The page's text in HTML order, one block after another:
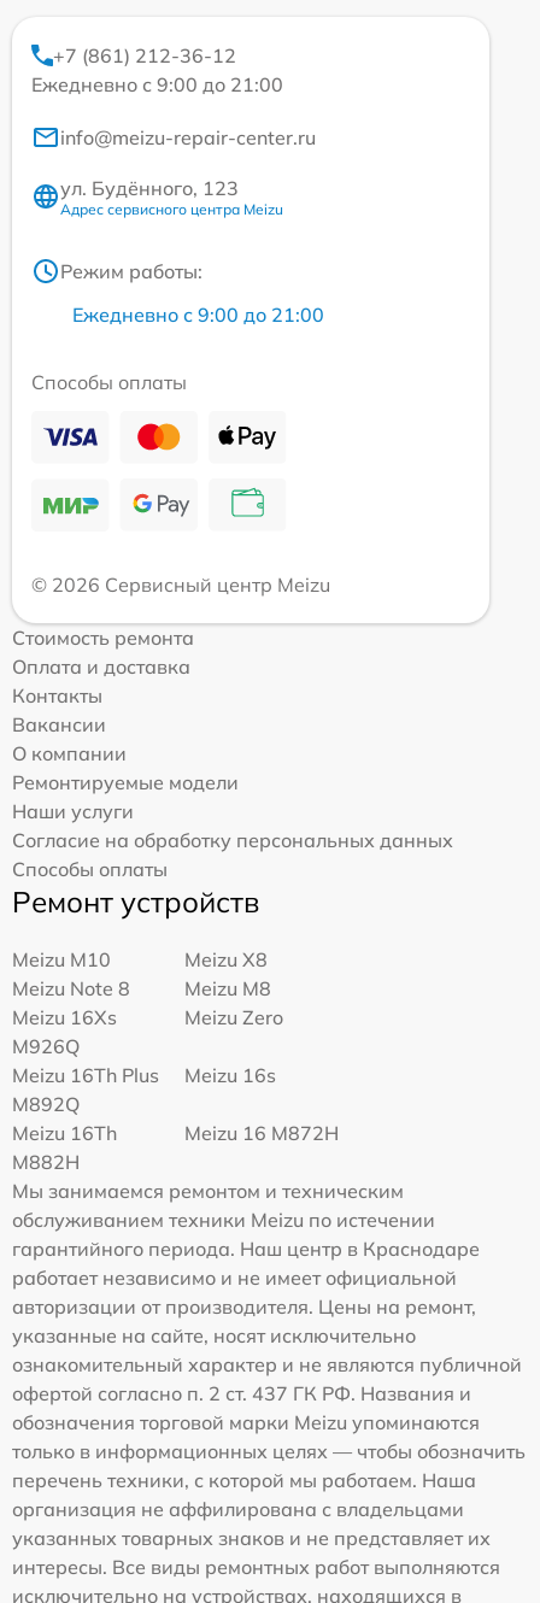
+7 (861) 212-36-12
Ежедневно с 9:00 до 21:00
info@meizu-repair-center.ru
ул. Будённого, 123
Адрес сервисного центра Meizu
Режим работы:
Ежедневно с 9:00 до 21:00
Способы оплаты
© 2026 Сервисный центр Meizu
Стоимость ремонта
Оплата и доставка
Контакты
Вакансии
О компании
Ремонтируемые модели
Наши услуги
Согласие на обработку персональных данных
Способы оплаты
Ремонт устройств
Meizu M10
Meizu X8
Meizu Note 8
Meizu M8
Meizu 16Xs
M926Q
Meizu Zero
Meizu 16Th Plus
M892Q
Meizu 16s
Meizu 16Th
M882H
Meizu 16 M872H
Мы занимаемся ремонтом и техническим
обслуживанием техники Meizu по истечении
гарантийного периода. Наш центр в Краснодаре
работает независимо и не имеет официальной
авторизации от производителя. Цены на ремонт,
указанные на сайте, носят исключительно
ознакомительный характер и не являются публичной
офертой согласно п. 2 ст. 437 ГК РФ. Названия и
обозначения торговой марки Meizu упоминаются
только в информационных целях — чтобы обозначить
перечень техники, с которой мы работаем. Наша
организация не аффилирована с владельцами
указанных товарных знаков и не представляет их
интересы. Все виды ремонтных работ выполняются
исключительно на устройствах, находящихся в